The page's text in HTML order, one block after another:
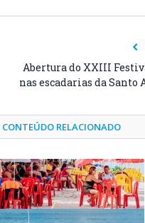
Abertura do XXIII
nas escadarias da Santo
CONTEÚDO RELACIONADO